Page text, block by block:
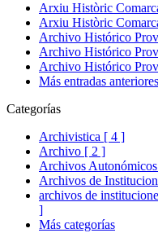
Arxiu Històric
Arxiu Històric
Archivo Histórico
Archivo Histórico
Archivo Histórico
Más entradas anteriores
Categorías
Archivistica [ 4 ]
Archivo [ 2 ]
Archivos
Archivos de
archivos de
]
Más categorías